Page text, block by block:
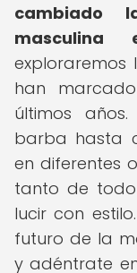
cambiado
exploraremos
han
últimos
barba hasta
en diferentes
tanto de
lucir con
futuro de la
y adéntrate